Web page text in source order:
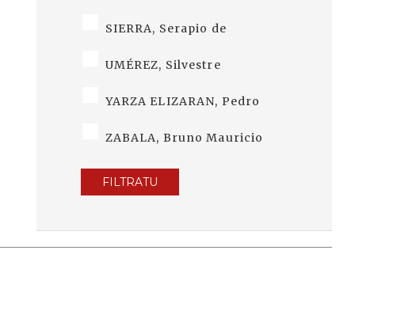
SIERRA, Serapio de
UMÉREZ, Silvestre
YARZA ELIZARAN, Pedro
ZABALA, Bruno Mauricio
FILTRATU